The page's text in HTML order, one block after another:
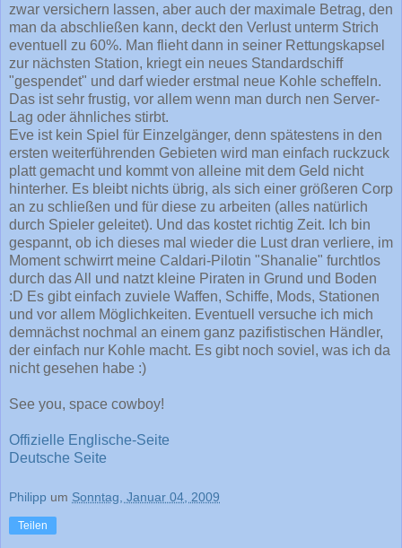
zwar versichern lassen, aber auch der maximale Betrag, den
man da abschließen kann, deckt den Verlust unterm Strich
eventuell zu 60%. Man flieht dann in seiner Rettungskapsel
zur nächsten Station, kriegt ein neues Standardschiff
"gespendet" und darf wieder erstmal neue Kohle scheffeln.
Das ist sehr frustig, vor allem wenn man durch nen Server-
Lag oder ähnliches stirbt.
Eve ist kein Spiel für Einzelgänger, denn spätestens in den
ersten weiterführenden Gebieten wird man einfach ruckzuck
platt gemacht und kommt von alleine mit dem Geld nicht
hinterher. Es bleibt nichts übrig, als sich einer größeren Corp
an zu schließen und für diese zu arbeiten (alles natürlich
durch Spieler geleitet). Und das kostet richtig Zeit. Ich bin
gespannt, ob ich dieses mal wieder die Lust dran verliere, im
Moment schwirrt meine Caldari-Pilotin "Shanalie" furchtlos
durch das All und natzt kleine Piraten in Grund und Boden
:D Es gibt einfach zuviele Waffen, Schiffe, Mods, Stationen
und vor allem Möglichkeiten. Eventuell versuche ich mich
demnächst nochmal an einem ganz pazifistischen Händler,
der einfach nur Kohle macht. Es gibt noch soviel, was ich da
nicht gesehen habe :)
See you, space cowboy!
Offizielle Englische-Seite
Deutsche Seite
Philipp um Sonntag, Januar 04, 2009
Teilen